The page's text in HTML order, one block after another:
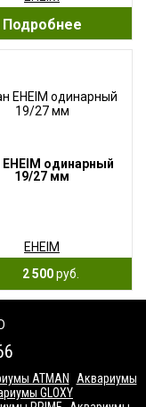
Подробнее
EHEIM одинарный
19/27 мм
EHEIM
2 500руб.
ATMAN
Аквариумы
GLOXY